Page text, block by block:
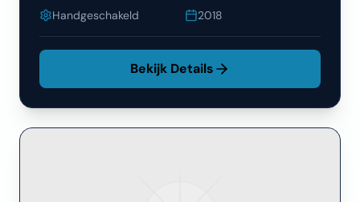
Handgeschakeld
2018
Bekijk Details